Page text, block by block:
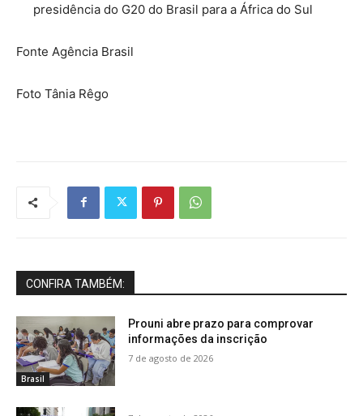
presidência do G20 do Brasil para a África do Sul
Fonte Agência Brasil
Foto Tânia Rêgo
CONFIRA TAMBÉM:
Brasil
Prouni abre prazo para comprovar
informações da inscrição
7 de agosto de 2026